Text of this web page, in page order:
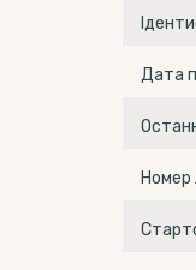
Дата
Номер